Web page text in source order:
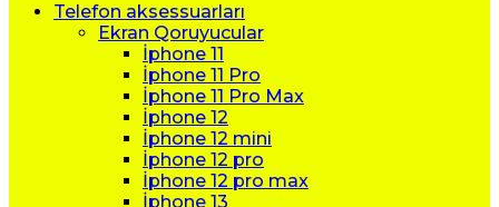
Telefon aksessuarları
Ekran Qoruyucular
İphone 11
İphone 11 Pro
İphone 11 Pro Max
İphone 12
İphone 12 mini
İphone 12 pro
İphone 12 pro max
İphone 13